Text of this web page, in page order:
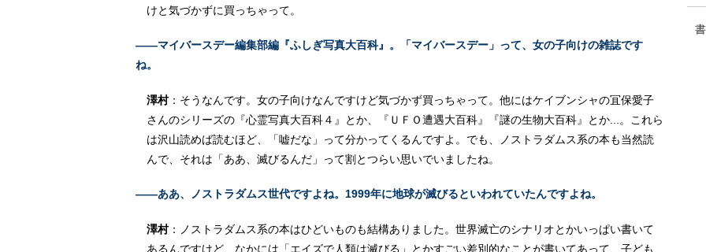
けと気づかずに買っちゃって。
――マイバースデー編集部編『ふしぎ写真大百科』。「マイバースデー」って、女の子向けの雑誌です
ね。
澤村：そうなんです。女の子向けなんですけど気づかず買っちゃって。他にはケイブンシャの冝保愛子
さんのシリーズの『心霊写真大百科４』とか、『ＵＦＯ遭遇大百科』『謎の生物大百科』とか...。これら
は沢山読めば読むほど、「嘘だな」って分かってくるんですよ。でも、ノストラダムス系の本も当然読
んで、それは「ああ、滅びるんだ」って割とつらい思いでいましたね。
――ああ、ノストラダムス世代ですよね。1999年に地球が滅びるといわれていたんですよね。
澤村：ノストラダムス系の本はひどいものも結構ありました。世界滅亡のシナリオとかいっぱい書いて
あるんですけど、なかには「エイズで人類は滅びる」とかすごい差別的なことが書いてあって、子ども